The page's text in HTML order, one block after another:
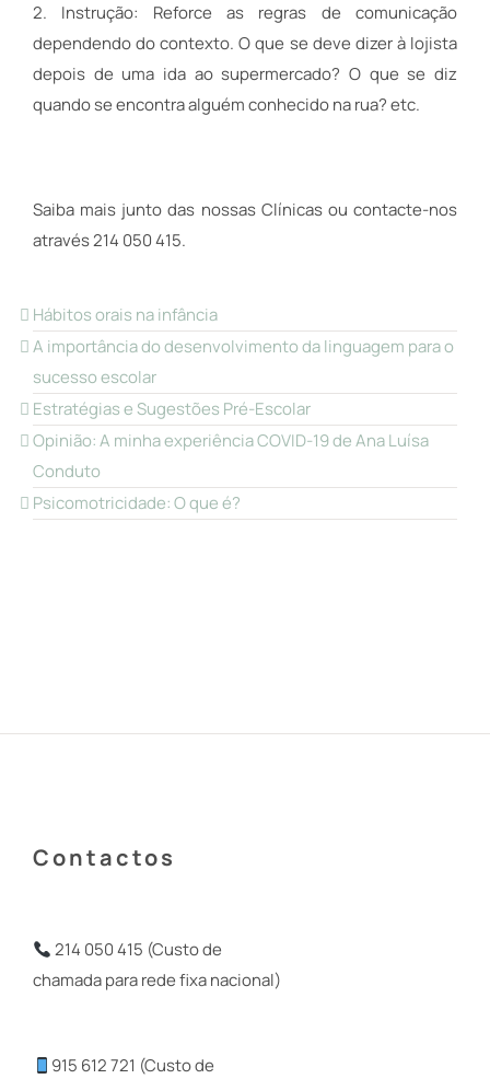
2. Instrução: Reforce as regras de comunicação
dependendo do contexto. O que se deve dizer à lojista
depois de uma ida ao supermercado? O que se diz
quando se encontra alguém conhecido na rua? etc.
Saiba mais junto das nossas Clínicas ou contacte-nos
através 214 050 415.
Hábitos orais na infância
A importância do desenvolvimento da linguagem para o
sucesso escolar
Estratégias e Sugestões Pré-Escolar
Opinião: A minha experiência COVID-19 de Ana Luísa
Conduto
Psicomotricidade: O que é?
Contactos
214 050 415 (Custo de
chamada para rede fixa nacional)
915 612 721 (Custo de